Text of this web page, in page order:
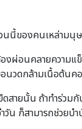
นนี้ของคนเหล่ามนุ
งผ่อนคลายความแ
นวดกล้ามเนื้อต้นค
สายนั้น ถ้าทำร่วมกั
วัน ก็สามารถช่วยบ